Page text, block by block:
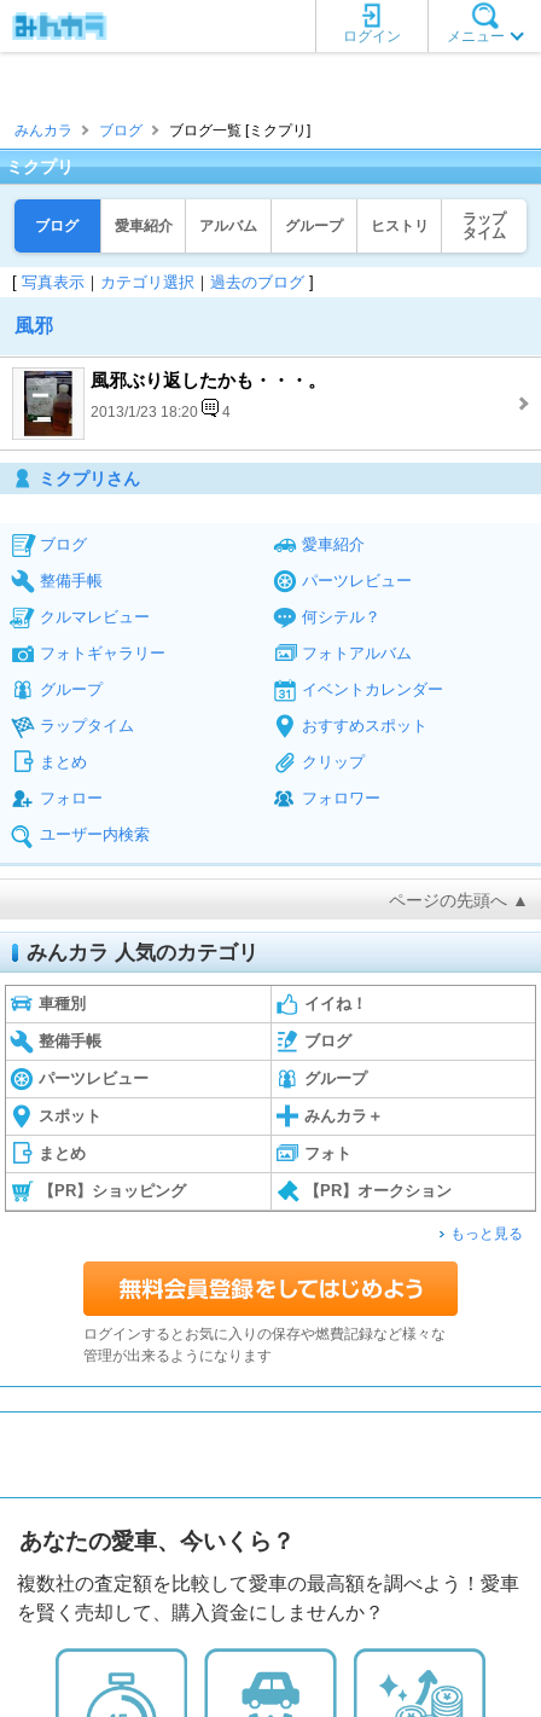
メニュー
ログイン
みんカラ ブログ ブログ一覧 [ミクプリ]
ミクプリ
ブログ 愛車紹介 アルバム グループ ヒストリ
ラップ
タイム
[ 写真表示 ｜ カテゴリ選択 ｜ 過去のブログ ]
風邪
風邪ぶり返したかも・・・。
2013/1/23 18:20 4
ミクプリさん
ブログ
愛車紹介
整備手帳
パーツレビュー
クルマレビュー
何シテル？
フォトギャラリー
フォトアルバム
グループ
イベントカレンダー
ラップタイム
おすすめスポット
まとめ
クリップ
フォロー
フォロワー
ユーザー内検索
ページの先頭へ ▲
みんカラ 人気のカテゴリ
車種別 イイね！
整備手帳 ブログ
パーツレビュー グループ
スポット みんカラ＋
まとめ フォト
【PR】ショッピング 【PR】オークション
もっと見る
ログインするとお気に入りの保存や燃費記録など様々な
管理が出来るようになります
あなたの愛車、今いくら？
複数社の査定額を比較して愛車の最高額を調べよう！愛車
を賢く売却して、購入資金にしませんか？